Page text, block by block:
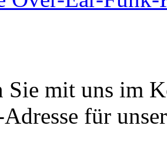
Sie mit uns im
für